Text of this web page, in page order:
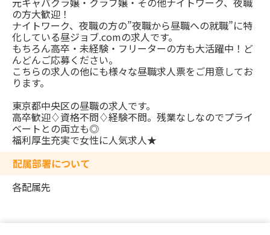
の方大歓迎！
ナイトワーク、夜職の方の”夜職から昼職への就職”に特
化している昼ジョブ.comの求人です。
もちろん高卒・未経験・フリーターの方も大活躍中！ど
んどんご応募ください。
こちらの求人の他にも様々な昼職求人票をご用意してお
ります。
東京都中央区の昼職の求人です。
高卒歓迎♢資格不問♢経験不問。残業なしなのでプライ
ベートとの両立も◎
福利厚生充実で女性に人気求人★
配属部署について
各配属先